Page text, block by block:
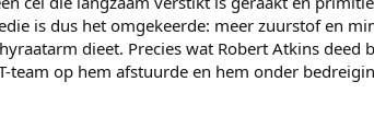
is dus het omgekeerde: meer zuurstof en
dieet. Precies wat Robert Atkins deed
team op hem afstuurde en hem onder